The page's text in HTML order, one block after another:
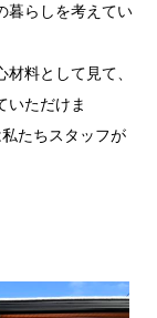
暮らしを考えてい
料として見て、
いただけま
たちスタッフが